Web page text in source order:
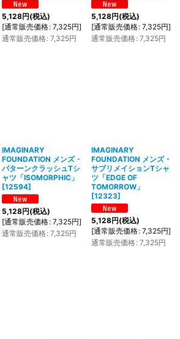
5,128円(税込)
[通常販売価格: 7,325円]
通常販売価格: 7,325円
5,128円(税込)
[通常販売価格: 7,325円]
通常販売価格: 7,325円
IMAGINARY
FOUNDATION メンズ・
パターンクラッシュTシ
ャツ「ISOMORPHIC」
[12594]
5,128円(税込)
[通常販売価格: 7,325円]
通常販売価格: 7,325円
IMAGINARY
FOUNDATION メンズ・
サブリメイションTシャ
ツ「EDGE OF
TOMORROW」
[12323]
5,128円(税込)
[通常販売価格: 7,325円]
通常販売価格: 7,325円